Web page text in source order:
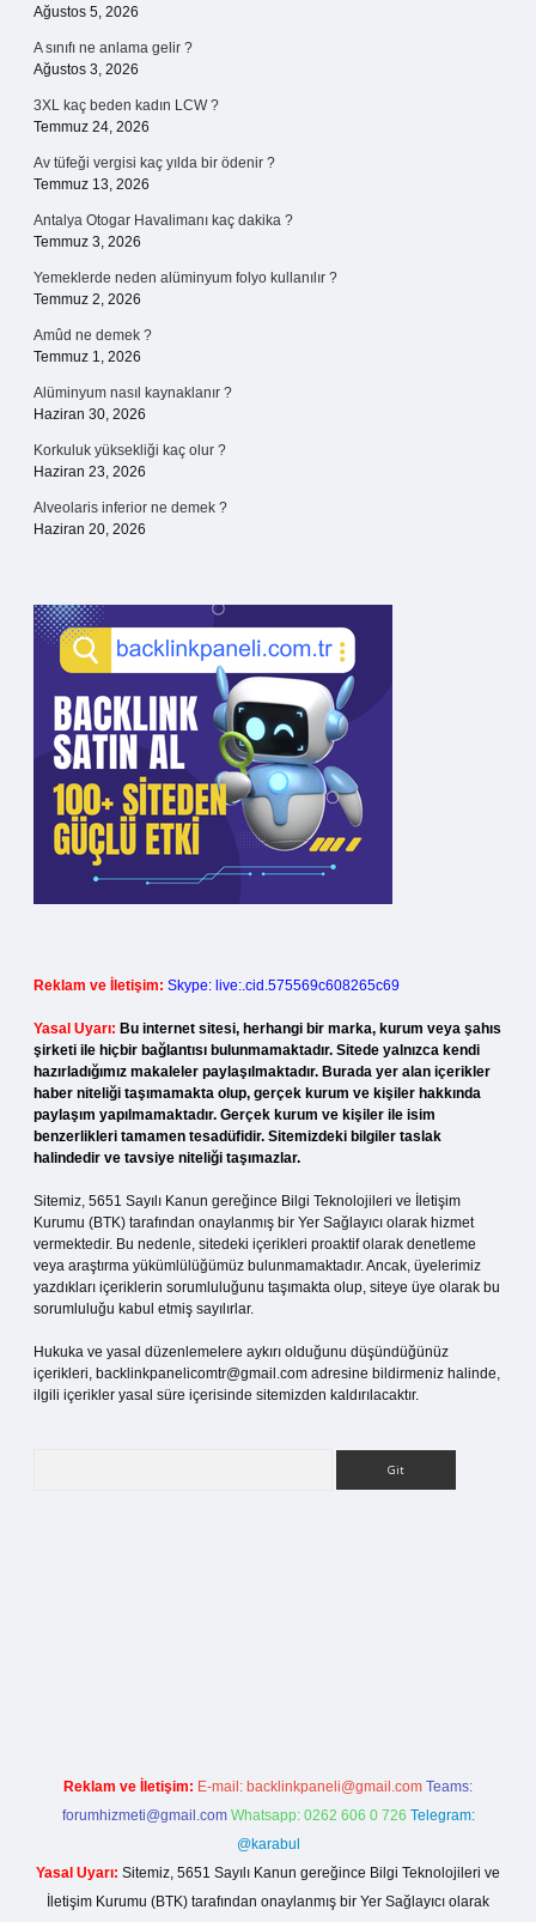
Ağustos 5, 2026
A sınıfı ne anlama gelir ?
Ağustos 3, 2026
3XL kaç beden kadın LCW ?
Temmuz 24, 2026
Av tüfeği vergisi kaç yılda bir ödenir ?
Temmuz 13, 2026
Antalya Otogar Havalimanı kaç dakika ?
Temmuz 3, 2026
Yemeklerde neden alüminyum folyo kullanılır ?
Temmuz 2, 2026
Amûd ne demek ?
Temmuz 1, 2026
Alüminyum nasıl kaynaklanır ?
Haziran 30, 2026
Korkuluk yüksekliği kaç olur ?
Haziran 23, 2026
Alveolaris inferior ne demek ?
Haziran 20, 2026
Reklam ve İletişim: Skype: live:.cid.575569c608265c69
Yasal Uyarı: Bu internet sitesi, herhangi bir marka, kurum veya şahıs
şirketi ile hiçbir bağlantısı bulunmamaktadır. Sitede yalnızca kendi
hazırladığımız makaleler paylaşılmaktadır. Burada yer alan içerikler
haber niteliği taşımamakta olup, gerçek kurum ve kişiler hakkında
paylaşım yapılmamaktadır. Gerçek kurum ve kişiler ile isim
benzerlikleri tamamen tesadüfidir. Sitemizdeki bilgiler taslak
halindedir ve tavsiye niteliği taşımazlar.
Sitemiz, 5651 Sayılı Kanun gereğince Bilgi Teknolojileri ve İletişim
Kurumu (BTK) tarafından onaylanmış bir Yer Sağlayıcı olarak hizmet
vermektedir. Bu nedenle, sitedeki içerikleri proaktif olarak denetleme
veya araştırma yükümlülüğümüz bulunmamaktadır. Ancak, üyelerimiz
yazdıkları içeriklerin sorumluluğunu taşımakta olup, siteye üye olarak bu
sorumluluğu kabul etmiş sayılırlar.
Hukuka ve yasal düzenlemelere aykırı olduğunu düşündüğünüz
içerikleri, backlinkpanelicomtr@gmail.com adresine bildirmeniz halinde,
ilgili içerikler yasal süre içerisinde sitemizden kaldırılacaktır.
Reklam ve İletişim: E-mail: backlinkpaneli@gmail.com Teams:
forumhizmeti@gmail.com Whatsapp: 0262 606 0 726 Telegram:
@karabul
Yasal Uyarı: Sitemiz, 5651 Sayılı Kanun gereğince Bilgi Teknolojileri ve
İletişim Kurumu (BTK) tarafından onaylanmış bir Yer Sağlayıcı olarak